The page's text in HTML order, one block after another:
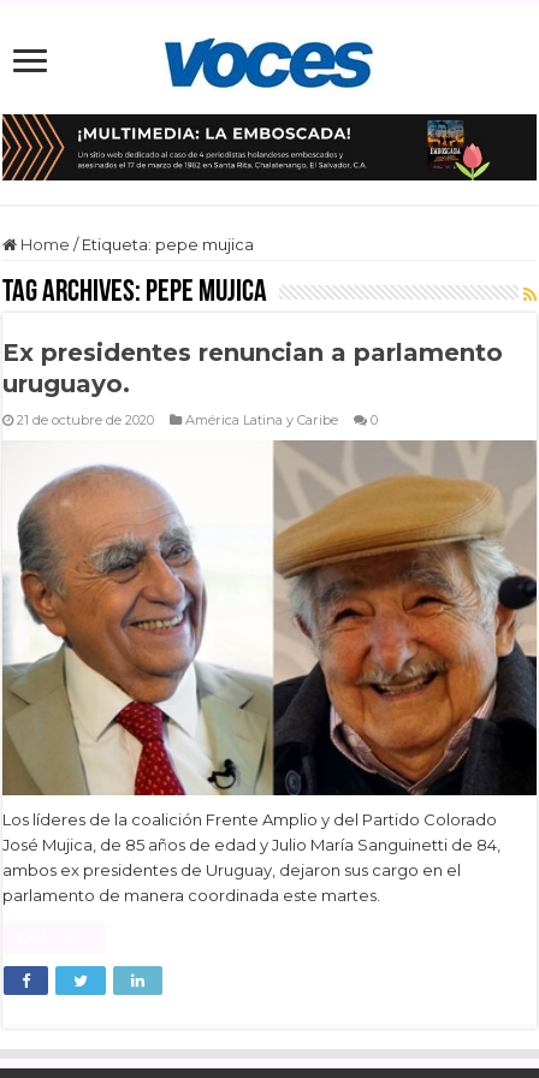
Home / Etiqueta: pepe mujica
Tag Archives: pepe mujica
Ex presidentes renuncian a parlamento
uruguayo.
21 de octubre de 2020 América Latina y Caribe 0
Los líderes de la coalición Frente Amplio y del Partido Colorado
José Mujica, de 85 años de edad y Julio María Sanguinetti de 84,
ambos ex presidentes de Uruguay, dejaron sus cargo en el
parlamento de manera coordinada este martes.